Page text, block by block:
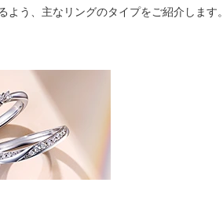
う、主なリングのタイプをご紹介します。